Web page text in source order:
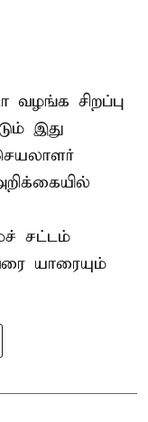
வழங்க சிறப்பு
இது
சட்டம்
யாரையும்